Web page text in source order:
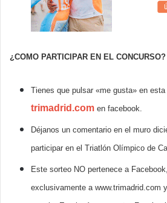
¿COMO PARTICIPAR EN EL CONCURSO?
Tienes que pulsar «me gusta» en esta
trimadrid.com en facebook.
Déjanos un comentario en el muro
participar en el Triatlón Olímpico de
Este sorteo NO pertenece a
exclusivamente a www.trimadrid.com